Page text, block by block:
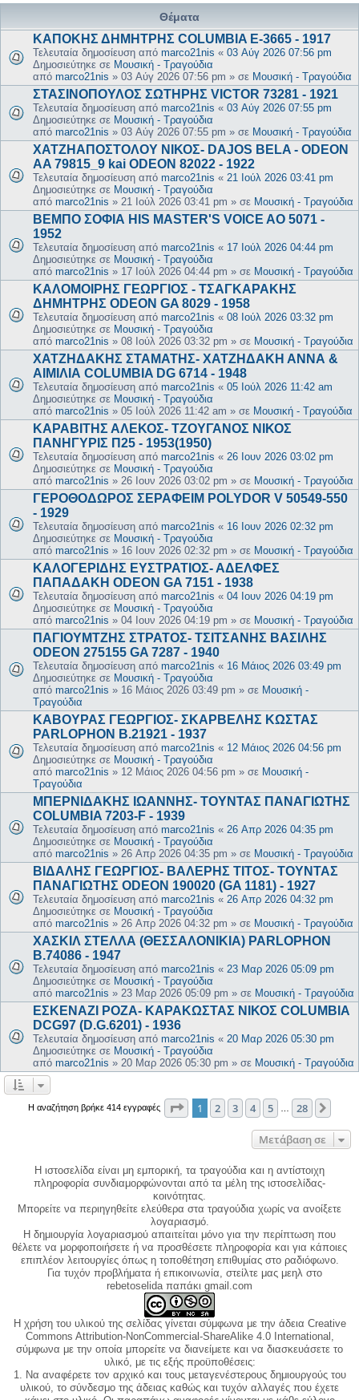
Θέματα
ΚΑΠΟΚΗΣ ΔΗΜΗΤΡΗΣ COLUMBIA E-3665 - 1917
Τελευταία δημοσίευση από marco21nis « 03 Αύγ 2026 07:56 pm
Δημοσιεύτηκε σε Μουσική - Τραγούδια
από marco21nis » 03 Αύγ 2026 07:56 pm » σε Μουσική - Τραγούδια
ΣΤΑΣΙΝΟΠΟΥΛΟΣ ΣΩΤΗΡΗΣ VICTOR 73281 - 1921
Τελευταία δημοσίευση από marco21nis « 03 Αύγ 2026 07:55 pm
Δημοσιεύτηκε σε Μουσική - Τραγούδια
από marco21nis » 03 Αύγ 2026 07:55 pm » σε Μουσική - Τραγούδια
ΧΑΤΖΗΑΠΟΣΤΟΛΟΥ ΝΙΚΟΣ- DAJOS BELA - ODEON
AA 79815_9 kai ODEON 82022 - 1922
Τελευταία δημοσίευση από marco21nis « 21 Ιούλ 2026 03:41 pm
Δημοσιεύτηκε σε Μουσική - Τραγούδια
από marco21nis » 21 Ιούλ 2026 03:41 pm » σε Μουσική - Τραγούδια
ΒΕΜΠΟ ΣΟΦΙΑ HIS MASTER'S VOICE AO 5071 -
1952
Τελευταία δημοσίευση από marco21nis « 17 Ιούλ 2026 04:44 pm
Δημοσιεύτηκε σε Μουσική - Τραγούδια
από marco21nis » 17 Ιούλ 2026 04:44 pm » σε Μουσική - Τραγούδια
ΚΑΛΟΜΟΙΡΗΣ ΓΕΩΡΓΙΟΣ - ΤΣΑΓΚΑΡΑΚΗΣ
ΔΗΜΗΤΡΗΣ ODEON GA 8029 - 1958
Τελευταία δημοσίευση από marco21nis « 08 Ιούλ 2026 03:32 pm
Δημοσιεύτηκε σε Μουσική - Τραγούδια
από marco21nis » 08 Ιούλ 2026 03:32 pm » σε Μουσική - Τραγούδια
ΧΑΤΖΗΔΑΚΗΣ ΣΤΑΜΑΤΗΣ- ΧΑΤΖΗΔΑΚΗ ΑΝΝΑ &
ΑΙΜΙΛΙΑ COLUMBIA DG 6714 - 1948
Τελευταία δημοσίευση από marco21nis « 05 Ιούλ 2026 11:42 am
Δημοσιεύτηκε σε Μουσική - Τραγούδια
από marco21nis » 05 Ιούλ 2026 11:42 am » σε Μουσική - Τραγούδια
ΚΑΡΑΒΙΤΗΣ ΑΛΕΚΟΣ- ΤΖΟΥΓΑΝΟΣ ΝΙΚΟΣ
ΠΑΝΗΓΥΡΙΣ Π25 - 1953(1950)
Τελευταία δημοσίευση από marco21nis « 26 Ιουν 2026 03:02 pm
Δημοσιεύτηκε σε Μουσική - Τραγούδια
από marco21nis » 26 Ιουν 2026 03:02 pm » σε Μουσική - Τραγούδια
ΓΕΡΟΘΟΔΩΡΟΣ ΣΕΡΑΦΕΙΜ POLYDOR V 50549-550
- 1929
Τελευταία δημοσίευση από marco21nis « 16 Ιουν 2026 02:32 pm
Δημοσιεύτηκε σε Μουσική - Τραγούδια
από marco21nis » 16 Ιουν 2026 02:32 pm » σε Μουσική - Τραγούδια
ΚΑΛΟΓΕΡΙΔΗΣ ΕΥΣΤΡΑΤΙΟΣ- ΑΔΕΛΦΕΣ
ΠΑΠΑΔΑΚΗ ODEON GA 7151 - 1938
Τελευταία δημοσίευση από marco21nis « 04 Ιουν 2026 04:19 pm
Δημοσιεύτηκε σε Μουσική - Τραγούδια
από marco21nis » 04 Ιουν 2026 04:19 pm » σε Μουσική - Τραγούδια
ΠΑΓΙΟΥΜΤΖΗΣ ΣΤΡΑΤΟΣ- ΤΣΙΤΣΑΝΗΣ ΒΑΣΙΛΗΣ
ODEON 275155 GA 7287 - 1940
Τελευταία δημοσίευση από marco21nis « 16 Μάιος 2026 03:49 pm
Δημοσιεύτηκε σε Μουσική - Τραγούδια
από marco21nis » 16 Μάιος 2026 03:49 pm » σε Μουσική -
Τραγούδια
ΚΑΒΟΥΡΑΣ ΓΕΩΡΓΙΟΣ- ΣΚΑΡΒΕΛΗΣ ΚΩΣΤΑΣ
PARLOPHON B.21921 - 1937
Τελευταία δημοσίευση από marco21nis « 12 Μάιος 2026 04:56 pm
Δημοσιεύτηκε σε Μουσική - Τραγούδια
από marco21nis » 12 Μάιος 2026 04:56 pm » σε Μουσική -
Τραγούδια
ΜΠΕΡΝΙΔΑΚΗΣ ΙΩΑΝΝΗΣ- ΤΟΥΝΤΑΣ ΠΑΝΑΓΙΩΤΗΣ
COLUMBIA 7203-F - 1939
Τελευταία δημοσίευση από marco21nis « 26 Απρ 2026 04:35 pm
Δημοσιεύτηκε σε Μουσική - Τραγούδια
από marco21nis » 26 Απρ 2026 04:35 pm » σε Μουσική - Τραγούδια
ΒΙΔΑΛΗΣ ΓΕΩΡΓΙΟΣ- ΒΑΛΕΡΗΣ ΤΙΤΟΣ- ΤΟΥΝΤΑΣ
ΠΑΝΑΓΙΩΤΗΣ ODEON 190020 (GA 1181) - 1927
Τελευταία δημοσίευση από marco21nis « 26 Απρ 2026 04:32 pm
Δημοσιεύτηκε σε Μουσική - Τραγούδια
από marco21nis » 26 Απρ 2026 04:32 pm » σε Μουσική - Τραγούδια
ΧΑΣΚΙΛ ΣΤΕΛΛΑ (ΘΕΣΣΑΛΟΝΙΚΙΑ) PARLOPHON
B.74086 - 1947
Τελευταία δημοσίευση από marco21nis « 23 Μαρ 2026 05:09 pm
Δημοσιεύτηκε σε Μουσική - Τραγούδια
από marco21nis » 23 Μαρ 2026 05:09 pm » σε Μουσική - Τραγούδια
ΕΣΚΕΝΑΖΙ ΡΟΖΑ- ΚΑΡΑΚΩΣΤΑΣ ΝΙΚΟΣ COLUMBIA
DCG97 (D.G.6201) - 1936
Τελευταία δημοσίευση από marco21nis « 20 Μαρ 2026 05:30 pm
Δημοσιεύτηκε σε Μουσική - Τραγούδια
από marco21nis » 20 Μαρ 2026 05:30 pm » σε Μουσική - Τραγούδια
Η αναζήτηση βρήκε 414 εγγραφές Σελίδα από28
1 2 3 4 5 28
Μετάβαση σε
Η ιστοσελίδα είναι μη εμπορική, τα τραγούδια και η αντίστοιχη
πληροφορία συνδιαμορφώνονται από τα μέλη της ιστοσελίδας-
κοινότητας.
Μπορείτε να περιηγηθείτε ελεύθερα στα τραγούδια χωρίς να ανοίξετε
λογαριασμό.
Η δημιουργία λογαριασμού απαιτείται μόνο για την περίπτωση που
θέλετε να μορφοποιήσετε ή να προσθέσετε πληροφορία και για κάποιες
επιπλέον λειτουργίες όπως η τοποθέτηση επιθυμίας στο ραδιόφωνο.
Για τυχόν προβλήματα ή επικοινωνία, στείλτε μας μεηλ στο
rebetoselida παπάκι gmail.com
Η χρήση του υλικού της σελίδας γίνεται σύμφωνα με την άδεια Creative
Commons Attribution-NonCommercial-ShareAlike 4.0 International,
σύμφωνα με την οποία μπορείτε να διανείμετε και να διασκευάσετε το
υλικό, με τις εξής προϋποθέσεις:
1. Να αναφέρετε τον αρχικό και τους μεταγενέστερους δημιουργούς του
υλικού, το σύνδεσμο της άδειας καθώς και τυχόν αλλαγές που έχετε